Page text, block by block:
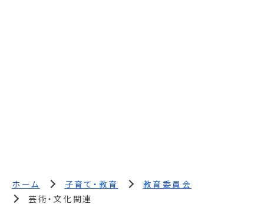
ホーム 子育て・教育
教育委員会
芸術・文化関連